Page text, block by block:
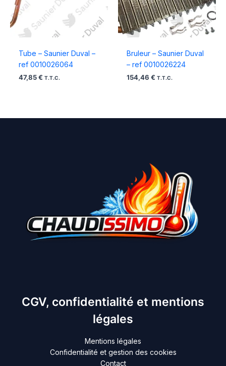
Tube – Saunier Duval –
ref 0010026064
47,85 € T.T.C.
Bruleur – Saunier Duval
– ref 0010026224
154,46 € T.T.C.
CGV, confidentialité et mentions
légales
Mentions légales
Confidentialité et gestion des cookies
Contact